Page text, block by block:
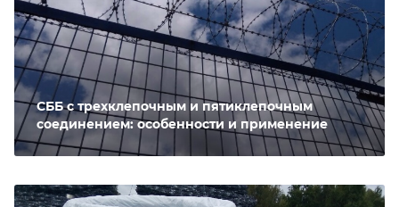
СББ с трехклепочным и пятиклепочным
соединением: особенности и применение